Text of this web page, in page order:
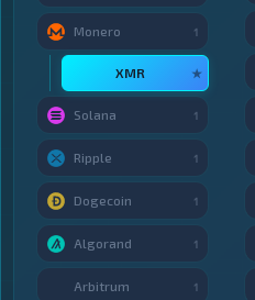
Monero 1
XMR ★
Solana 1
Ripple 1
Dogecoin 1
Algorand 1
Arbitrum 1